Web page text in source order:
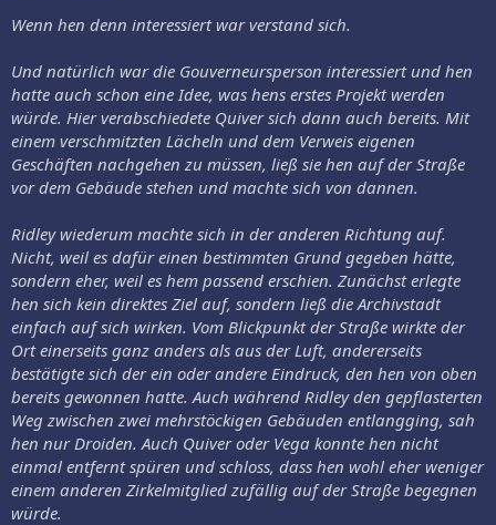
Wenn hen denn interessiert war verstand sich.
Und natürlich war die Gouverneursperson interessiert und hen
hatte auch schon eine Idee, was hens erstes Projekt werden
würde. Hier verabschiedete Quiver sich dann auch bereits. Mit
einem verschmitzten Lächeln und dem Verweis eigenen
Geschäften nachgehen zu müssen, ließ sie hen auf der Straße
vor dem Gebäude stehen und machte sich von dannen.
Ridley wiederum machte sich in der anderen Richtung auf.
Nicht, weil es dafür einen bestimmten Grund gegeben hätte,
sondern eher, weil es hem passend erschien. Zunächst erlegte
hen sich kein direktes Ziel auf, sondern ließ die Archivstadt
einfach auf sich wirken. Vom Blickpunkt der Straße wirkte der
Ort einerseits ganz anders als aus der Luft, andererseits
bestätigte sich der ein oder andere Eindruck, den hen von oben
bereits gewonnen hatte. Auch während Ridley den gepflasterten
Weg zwischen zwei mehrstöckigen Gebäuden entlangging, sah
hen nur Droiden. Auch Quiver oder Vega konnte hen nicht
einmal entfernt spüren und schloss, dass hen wohl eher weniger
einem anderen Zirkelmitglied zufällig auf der Straße begegnen
würde.